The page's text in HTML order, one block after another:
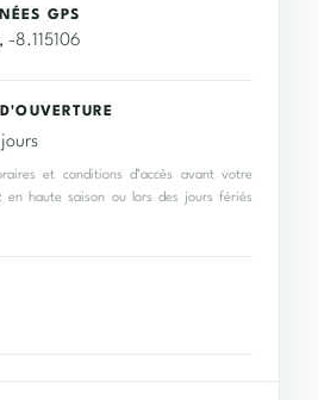
GPS
8.115106
et conditions d’accès avant votre
en haute saison ou lors des jours fériés